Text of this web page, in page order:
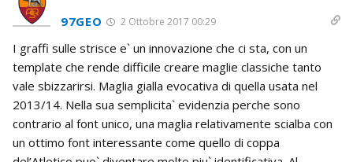
97GEO 2 Ottobre 2017 00:29
I graffi sulle strisce e` un innovazione che ci sta, con un
template che rende difficile creare maglie classiche tanto
vale sbizzarirsi. Maglia gialla evocativa di quella usata nel
2013/14. Nella sua semplicita` evidenzia perche sono
contrario al font unico, una maglia relativamente scialba con
un ottimo font interessante come quello di coppa